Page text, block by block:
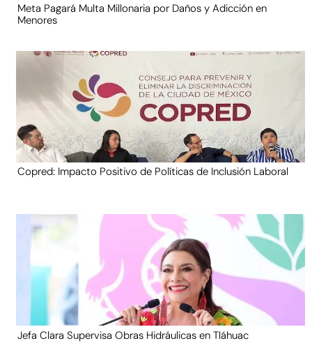
Meta Pagará Multa Millonaria por Daños y Adicción en
Menores
Copred: Impacto Positivo de Políticas de Inclusión Laboral
Jefa Clara Supervisa Obras Hidráulicas en Tláhuac